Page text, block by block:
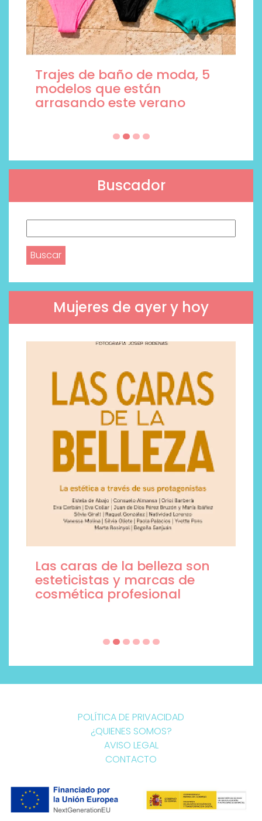
Trajes de baño de moda, 5
modelos que están
arrasando este verano
Buscador
Mujeres de ayer y hoy
Las caras de la belleza son
esteticistas y marcas de
cosmética profesional
POLÍTICA DE PRIVACIDAD
¿QUIENES SOMOS?
AVISO LEGAL
CONTACTO